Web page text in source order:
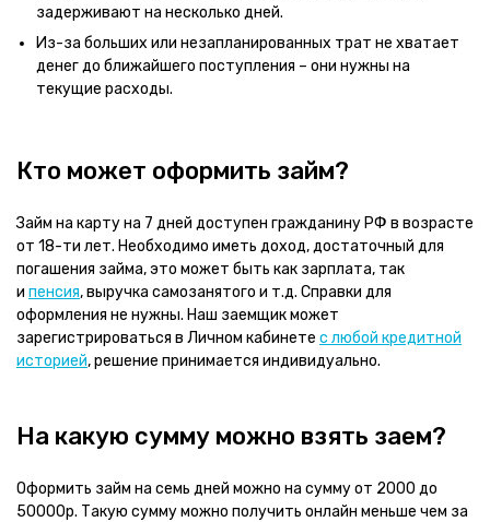
задерживают на несколько дней.
Из-за больших или незапланированных трат не хватает
денег до ближайшего поступления – они нужны на
текущие расходы.
Кто может оформить займ?
Займ на карту на 7 дней доступен гражданину РФ в возрасте
от 18-ти лет. Необходимо иметь доход, достаточный для
погашения займа, это может быть как зарплата, так
и пенсия, выручка самозанятого и т.д. Справки для
оформления не нужны. Наш заемщик может
зарегистрироваться в Личном кабинете с любой кредитной
историей, решение принимается индивидуально.
На какую сумму можно взять заем?
Оформить займ на семь дней можно на сумму от 2000 до
50000р. Такую сумму можно получить онлайн меньше чем за